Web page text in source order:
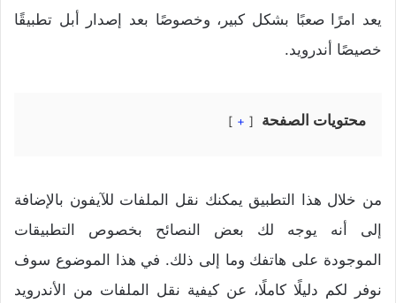
يعد امرًا صعبًا بشكل كبير، وخصوصًا بعد إصدار أبل تطبيقًا
خصيصًا أندرويد.
محتويات الصفحة +
من خلال هذا التطبيق يمكنك نقل الملفات للآيفون بالإضافة
إلى أنه يوجه لك بعض النصائح بخصوص التطبيقات
الموجودة على هاتفك وما إلى ذلك. في هذا الموضوع سوف
نوفر لكم دليلًا كاملًا، عن كيفية نقل الملفات من الأندرويد